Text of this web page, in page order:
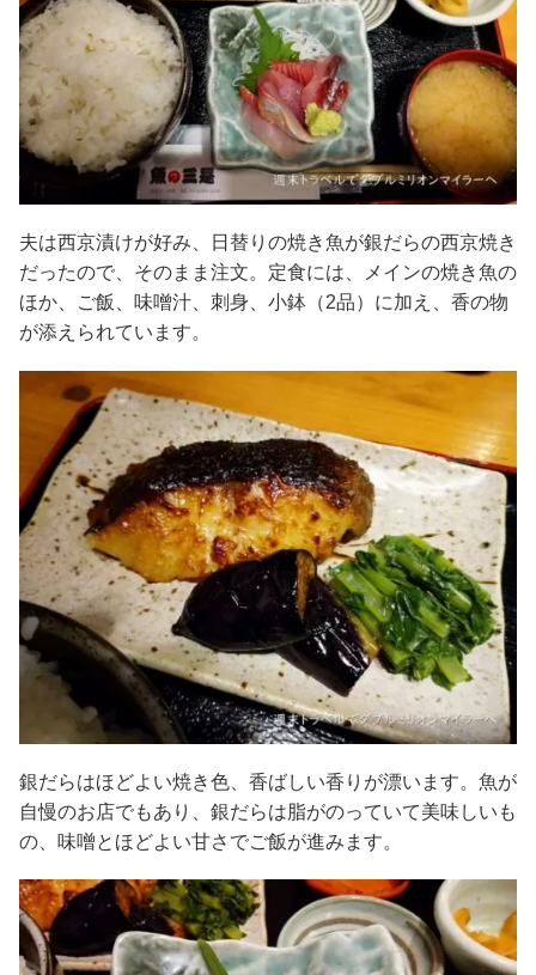
夫は西京漬けが好み、日替りの焼き魚が銀だらの西京焼き
だったので、そのまま注文。定食には、メインの焼き魚の
ほか、ご飯、味噌汁、刺身、小鉢（2品）に加え、香の物
が添えられています。
銀だらはほどよい焼き色、香ばしい香りが漂います。魚が
自慢のお店でもあり、銀だらは脂がのっていて美味しいも
の、味噌とほどよい甘さでご飯が進みます。